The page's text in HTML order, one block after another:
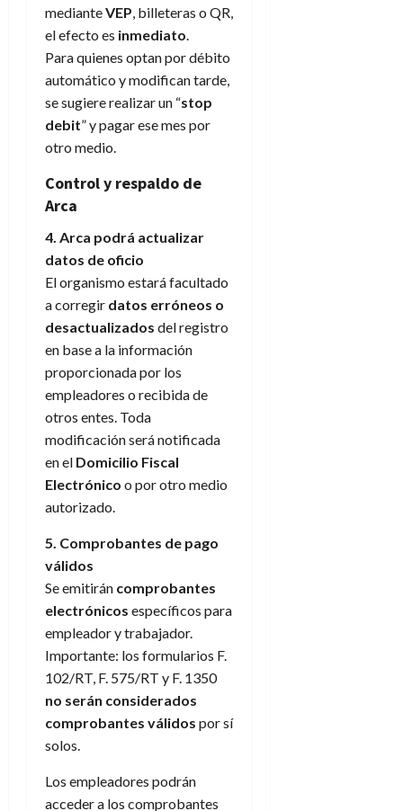
medianteVEP, billeteras o QR,
el efecto es inmediato.
Para quienes optan por débito
automático y modifican tarde,
se sugiere realizar un “stop
debit” y pagar ese mes por
otro medio.
Control y respaldo de
Arca
4. Arca podrá actualizar
datos de oficio
El organismo estará facultado
a corregir datos erróneos o
desactualizados del registro
en base a la información
proporcionada por los
empleadores o recibida de
otros entes. Toda
modificación será notificada
en el Domicilio Fiscal
Electrónico o por otro medio
autorizado.
5. Comprobantes de pago
válidos
Se emitirán comprobantes
electrónicos específicos para
empleador y trabajador.
Importante: los formularios F.
102/RT, F. 575/RT y F. 1350
no serán considerados
comprobantes válidos por sí
solos.
Los empleadores podrán
acceder a los comprobantes